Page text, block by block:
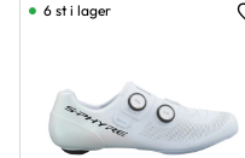
6 st i lager